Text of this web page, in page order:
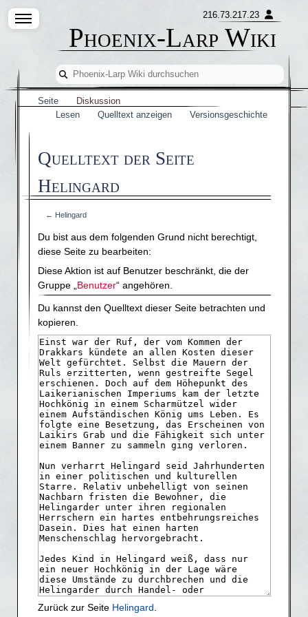
Phoenix-Larp Wiki
216.73.217.23
Seite
Diskussion
Lesen
Quelltext anzeigen Versionsgeschichte
Quelltext der Seite
Helingard
← Helingard
Du bist aus dem folgenden Grund nicht berechtigt,
diese Seite zu bearbeiten:
Diese Aktion ist auf Benutzer beschränkt, die der
Gruppe „Benutzer“ angehören.
Du kannst den Quelltext dieser Seite betrachten und
kopieren.
Zurück zur Seite Helingard